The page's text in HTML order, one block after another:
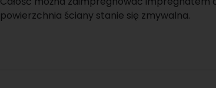
powierzchnia ściany stanie się zmywalna.